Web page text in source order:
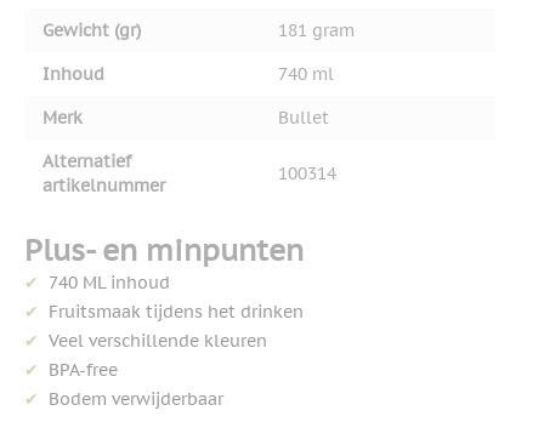
Gewicht (gr)
181 gram
Inhoud
740 ml
Merk
Bullet
Alternatief
artikelnummer
100314
Plus- en minpunten
740 ML inhoud
Fruitsmaak tijdens het drinken
Veel verschillende kleuren
BPA-free
Bodem verwijderbaar